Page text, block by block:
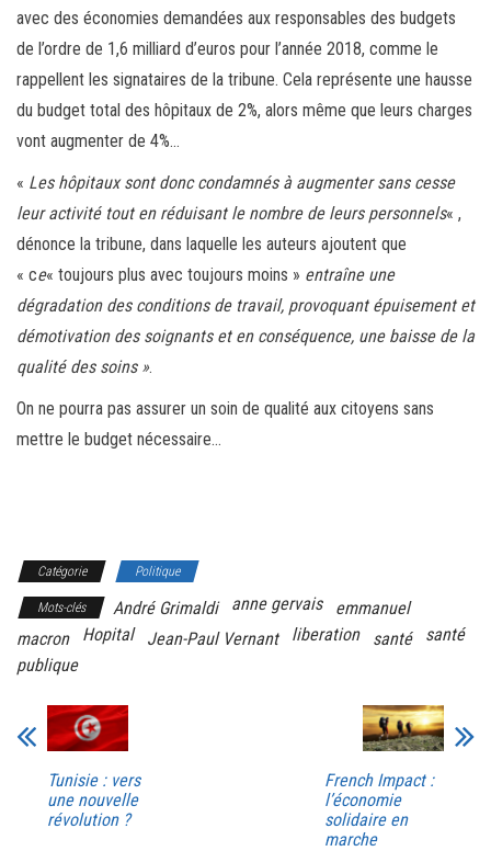
avec des économies demandées aux responsables des budgets
de l’ordre de 1,6 milliard d’euros pour l’année 2018, comme le
rappellent les signataires de la tribune. Cela représente une hausse
du budget total des hôpitaux de 2%, alors même que leurs charges
vont augmenter de 4%…
« Les hôpitaux sont donc condamnés à augmenter sans cesse
leur activité tout en réduisant le nombre de leurs personnels« ,
dénonce la tribune, dans laquelle les auteurs ajoutent que
« ce« toujours plus avec toujours moins » entraîne une
dégradation des conditions de travail, provoquant épuisement et
démotivation des soignants et en conséquence, une baisse de la
qualité des soins ».
On ne pourra pas assurer un soin de qualité aux citoyens sans
mettre le budget nécessaire…
Catégorie Politique
Mots-clés André Grimaldi anne gervais
emmanuel
macron
Hopital Jean-Paul Vernant liberation santé
santé
publique
Tunisie : vers
une nouvelle
révolution ?
French Impact :
l’économie
solidaire en
marche